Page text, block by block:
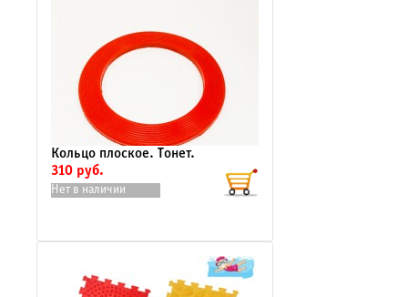
Кольцо плоское. Тонет.
310 руб.
Нет в наличии